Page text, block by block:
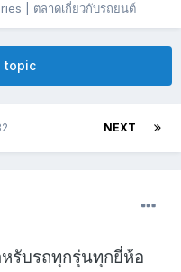
| ตลาดเกี่ยวกับรถยนต์
topic
NEXT
รับรถทุกรุ่นทุกยี่ห้อ